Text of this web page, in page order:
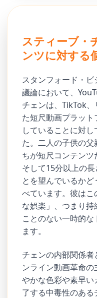
スティーブ・
ンツに対する
スタンフォード・
議論において、
チェンは、TikTok
た短尺動画プラッ
していることに対
た。二人の子供の
ちが短尺コンテンツ
そして15分以上の
とを望んでいるか
べています。彼は
な娯楽」、つまり
ことのない一時的
ます。
チェンの内部関係
ンライン動画革命
やかな色彩や素早
了する中毒性のある